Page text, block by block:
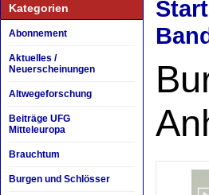
Kategorien
Abonnement
Aktuelles /
Neuerscheinungen
Altwegeforschung
Beiträge UFG
Mitteleuropa
Brauchtum
Burgen und Schlösser